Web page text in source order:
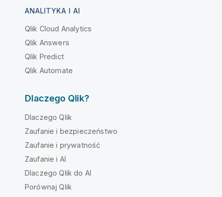
ANALITYKA I AI
Qlik Cloud Analytics
Qlik Answers
Qlik Predict
Qlik Automate
Dlaczego Qlik?
Dlaczego Qlik
Zaufanie i bezpieczeństwo
Zaufanie i prywatność
Zaufanie i AI
Dlaczego Qlik do AI
Porównaj Qlik